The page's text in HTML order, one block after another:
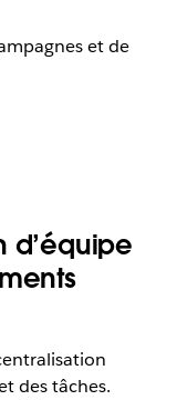
et de
d’équipe
des tâches.